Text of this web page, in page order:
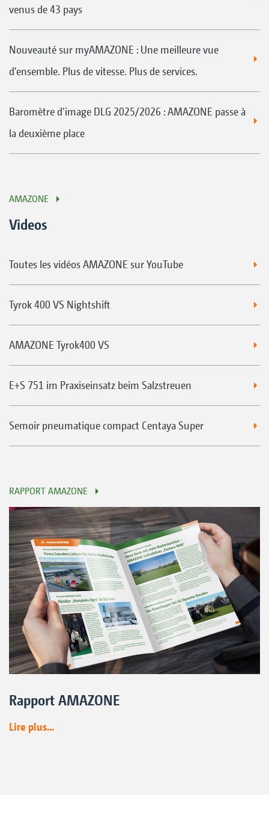
venus de 43 pays
Nouveauté sur myAMAZONE : Une meilleure vue
d'ensemble. Plus de vitesse. Plus de services.
Baromètre d’image DLG 2025/2026 : AMAZONE passe à
la deuxième place
AMAZONE
Videos
Toutes les vidéos AMAZONE sur YouTube
Tyrok 400 VS Nightshift
AMAZONE Tyrok400 VS
E+S 751 im Praxiseinsatz beim Salzstreuen
Semoir pneumatique compact Centaya Super
RAPPORT AMAZONE
Rapport AMAZONE
Lire plus...